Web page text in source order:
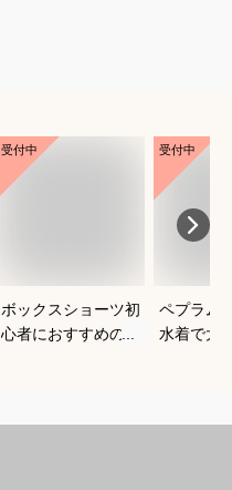
受付中
ボックスショーツ初
心者におすすめの人
受付中
ペプラム
水着で大